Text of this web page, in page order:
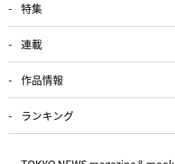
特集
連載
作品情報
ランキング